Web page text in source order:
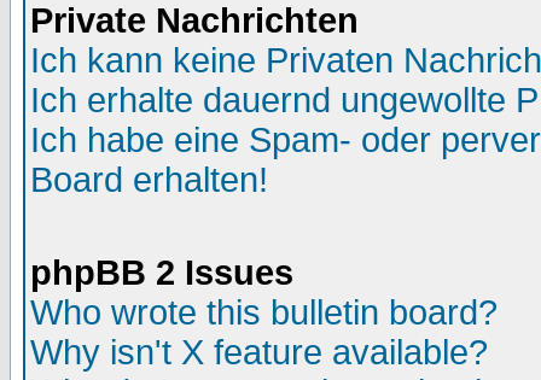
Private Nachrichten
Ich kann keine Privaten
Ich erhalte dauernd ungewollte
Ich habe eine Spam- oder
Board erhalten!
phpBB 2 Issues
Who wrote this bulletin board?
Why isn't X feature available?